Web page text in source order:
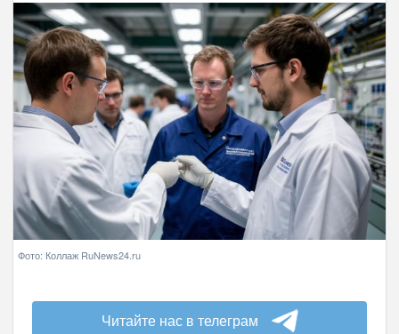
Фото: Коллаж RuNews24.ru
Читайте нас в телеграм